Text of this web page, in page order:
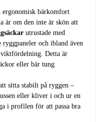
ergonomisk bärkomfort
är om den inte är skön att
utrustade med
ryggpaneler och ibland även
Detta är
eller bär tung
sitta stabilt på ryggen –
eller kliver i och ur en
i profilen för att passa bra